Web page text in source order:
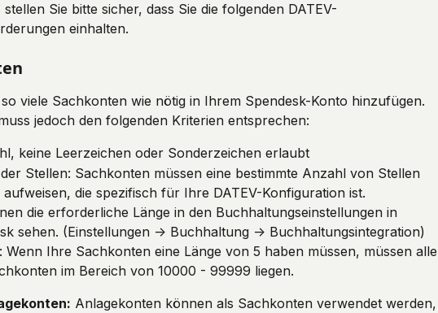
Sie bitte sicher, dass Sie die folgenden DATEV-
einhalten.
viele Sachkonten wie nötig in Ihrem Spendesk-Konto hinzufügen.
jedoch den folgenden Kriterien entsprechen:
keine Leerzeichen oder Sonderzeichen erlaubt
Stellen: Sachkonten müssen eine bestimmte Anzahl von Stellen
aufweisen, die spezifisch für Ihre DATEV-Konfiguration ist.
die erforderliche Länge in den Buchhaltungseinstellungen in
sehen. (Einstellungen -> Buchhaltung -> Buchhaltungsintegration)
Wenn Ihre Sachkonten eine Länge von 5 haben müssen, müssen alle
im Bereich von 10000 - 99999 liegen.
Anlagekonten können als Sachkonten verwendet werden,